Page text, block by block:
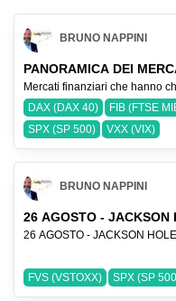
BRUNO NAPPINI
PANORAMICA DEI
Mercati finanziari che hanno
DAX (DAX 40)
FIB (FTSE
SPX (SP 500)
VXX (VIX)
BRUNO NAPPINI
26 AGOSTO - JACKSON
FVS (VSTOXX) SPX (SP